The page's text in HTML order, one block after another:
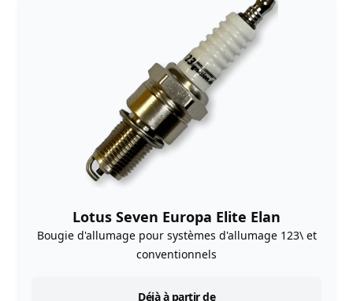
Lotus Seven Europa Elite Elan
Bougie d'allumage pour systèmes d'allumage 123\ et
conventionnels
Déjà à partir de